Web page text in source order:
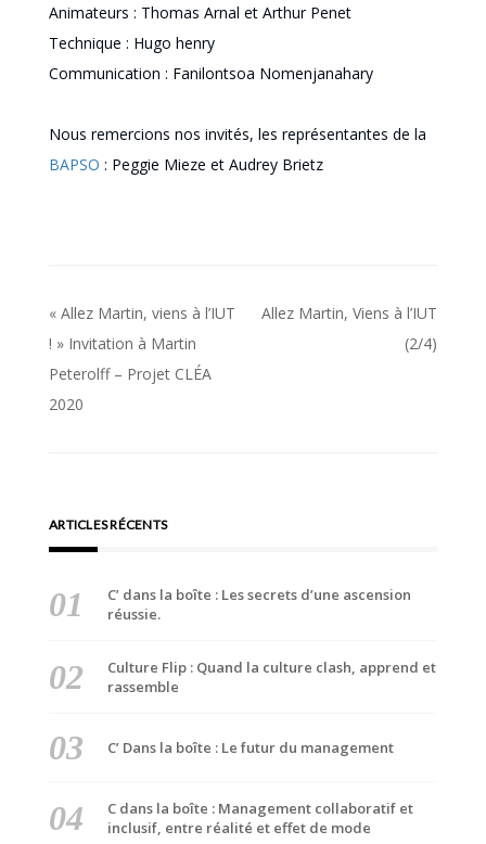
Animateurs : Thomas Arnal et Arthur Penet
Technique : Hugo henry
Communication : Fanilontsoa Nomenjanahary
Nous remercions nos invités, les représentantes de la
BAPSO : Peggie Mieze et Audrey Brietz
Navigation
de
l’article
« Allez Martin, viens à l’IUT
! » Invitation à Martin
Peterolff – Projet CLÉA
2020
Allez Martin, Viens à l’IUT
(2/4)
ARTICLES RÉCENTS
C’ dans la boîte : Les secrets d’une ascension
réussie.
Culture Flip : Quand la culture clash, apprend et
rassemble
C’ Dans la boîte : Le futur du management
C dans la boîte : Management collaboratif et
inclusif, entre réalité et effet de mode